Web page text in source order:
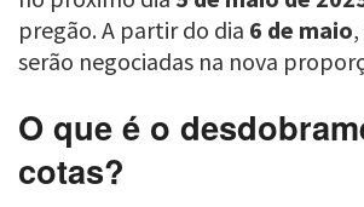
pregão. A partir do dia 6 de maio
serão negociadas na nova
O que é o
cotas?